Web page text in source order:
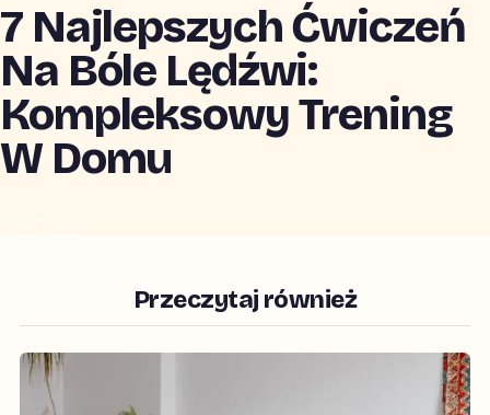
7 Najlepszych Ćwiczeń
Na Bóle Lędźwi:
Kompleksowy Trening
W Domu
Przeczytaj również